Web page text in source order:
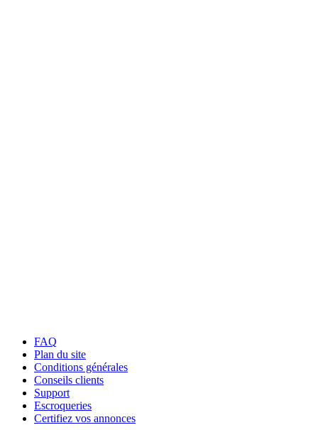
FAQ
Plan du site
Conditions générales
Conseils clients
Support
Escroqueries
Certifiez vos annonces